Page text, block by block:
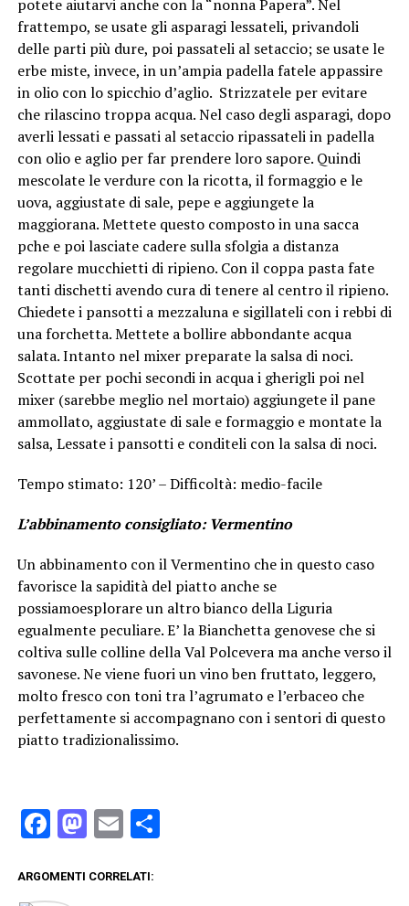
potete aiutarvi anche con la “nonna Papera”. Nel
frattempo, se usate gli asparagi lessateli, privandoli
delle parti più dure, poi passateli al setaccio; se usate le
erbe miste, invece, in un’ampia padella fatele appassire
in olio con lo spicchio d’aglio. Strizzatele per evitare
che rilascino troppa acqua. Nel caso degli asparagi, dopo
averli lessati e passati al setaccio ripassateli in padella
con olio e aglio per far prendere loro sapore. Quindi
mescolate le verdure con la ricotta, il formaggio e le
uova, aggiustate di sale, pepe e aggiungete la
maggiorana. Mettete questo composto in una sacca
pche e poi lasciate cadere sulla sfolgia a distanza
regolare mucchietti di ripieno. Con il coppa pasta fate
tanti dischetti avendo cura di tenere al centro il ripieno.
Chiedete i pansotti a mezzaluna e sigillateli con i rebbi di
una forchetta. Mettete a bollire abbondante acqua
salata. Intanto nel mixer preparate la salsa di noci.
Scottate per pochi secondi in acqua i gherigli poi nel
mixer (sarebbe meglio nel mortaio) aggiungete il pane
ammollato, aggiustate di sale e formaggio e montate la
salsa, Lessate i pansotti e conditeli con la salsa di noci.
Tempo stimato: 120’ – Difficoltà: medio-facile
L’abbinamento consigliato: Vermentino
Un abbinamento con il Vermentino che in questo caso
favorisce la sapidità del piatto anche se
possiamoesplorare un altro bianco della Liguria
egualmente peculiare. E’ la Bianchetta genovese che si
coltiva sulle colline della Val Polcevera ma anche verso il
savonese. Ne viene fuori un vino ben fruttato, leggero,
molto fresco con toni tra l’agrumato e l’erbaceo che
perfettamente si accompagnano con i sentori di questo
piatto tradizionalissimo.
Facebook
Mastodon
EmailCondividi
ARGOMENTI CORRELATI: